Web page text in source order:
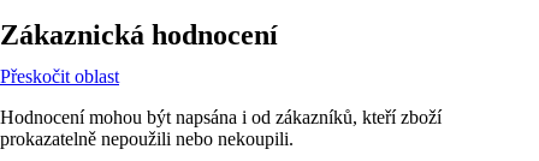
Zákaznická hodnocení
Přeskočit oblast
Hodnocení mohou být napsána i od zákazníků, kteří zboží
prokazatelně nepoužili nebo nekoupili.